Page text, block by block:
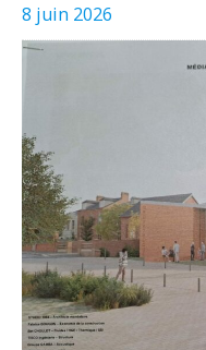
8 juin 2026